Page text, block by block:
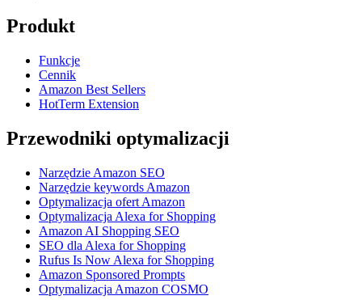
Produkt
Funkcje
Cennik
Amazon Best Sellers
HotTerm Extension
Przewodniki optymalizacji
Narzędzie Amazon SEO
Narzędzie keywords Amazon
Optymalizacja ofert Amazon
Optymalizacja Alexa for Shopping
Amazon AI Shopping SEO
SEO dla Alexa for Shopping
Rufus Is Now Alexa for Shopping
Amazon Sponsored Prompts
Optymalizacja Amazon COSMO